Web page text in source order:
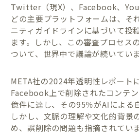
Twitter（現X）、Facebook、
どの主要プラットフォームは、そ
ニティガイドラインに基づいて投
ます。しかし、この審査プロセス
ついて、世界中で議論が続いていま
META社の2024年透明性レポート
Facebook上で削除されたコンテ
億件に達し、その95％がAIによる
しかし、文脈の理解や文化的背景
め、誤削除の問題も指摘されていま